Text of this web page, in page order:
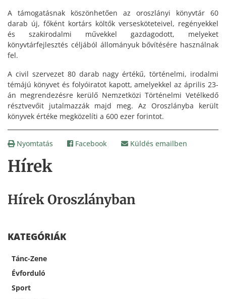
Hírek
Hírek Oroszlányban
KATEGÓRIÁK
Tánc-Zene
Évforduló
Sport
A támogatásnak köszönhetően az oroszlányi könyvtár 60
darab új, főként kortárs költők versesköteteivel, regényekkel
és szakirodalmi művekkel gazdagodott, melyeket
könyvtárfejlesztés céljából állományuk bővítésére használnak
fel.
A civil szervezet 80 darab nagy értékű, történelmi, irodalmi
témájú könyvet és folyóiratot kapott, amelyekkel az április 23-
án megrendezésre kerülő Nemzetközi Történelmi Vetélkedő
résztvevőit jutalmazzák majd meg. Az Oroszlányba került
könyvek értéke megközelíti a 600 ezer forintot.
Nyomtatás Facebook Küldés emailben